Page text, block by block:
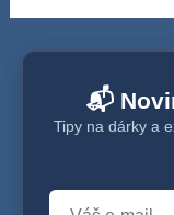
📬
Tipy na dárky a